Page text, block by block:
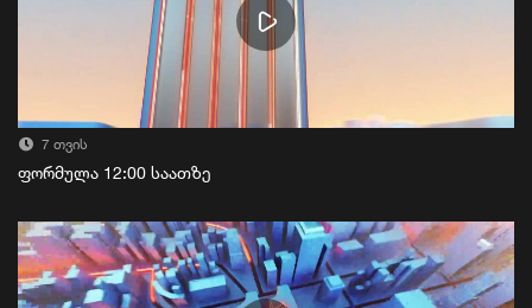
7 თვის
ფორმულა 12:00 საათზე